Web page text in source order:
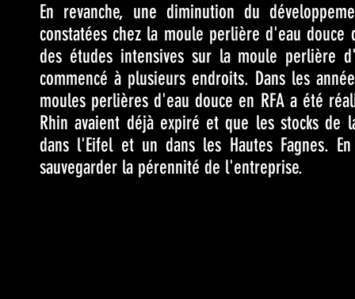
En revanche, une diminution du
constatées chez la moule perlière d'eau
des études intensives sur la moule perlière
commencé à plusieurs endroits. Dans les
moules perlières d'eau douce en RFA a été
Rhin avaient déjà expiré et que les stocks
dans l'Eifel et un dans les Hautes Fagnes.
sauvegarder la pérennité de l'entreprise.